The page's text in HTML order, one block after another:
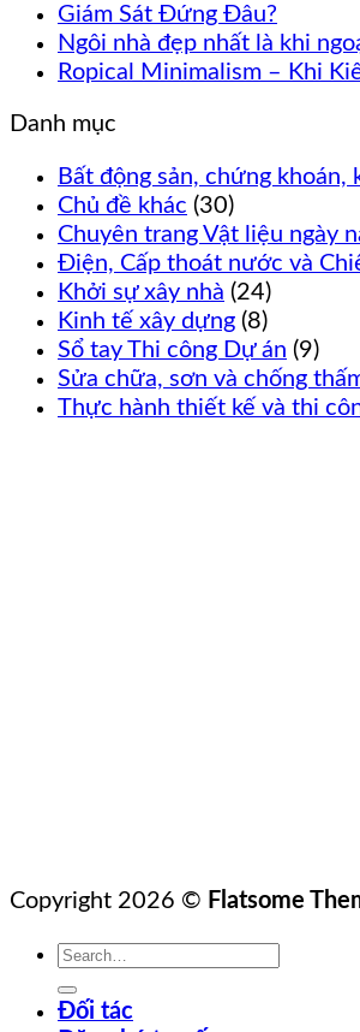
Giám Sát Đứng Đâu?
Ngôi nhà đẹp nhất là khi
Ropical Minimalism – Khi
Danh mục
Bất động sản, chứng khoán,
Chủ đề khác (30)
Chuyên trang Vật liệu ngày
Điện, Cấp thoát nước và
Khởi sự xây nhà (24)
Kinh tế xây dựng (8)
Sổ tay Thi công Dự án (9)
Sửa chữa, sơn và chống
Thực hành thiết kế và thi
Copyright 2026 © Flatsome
Đối tác